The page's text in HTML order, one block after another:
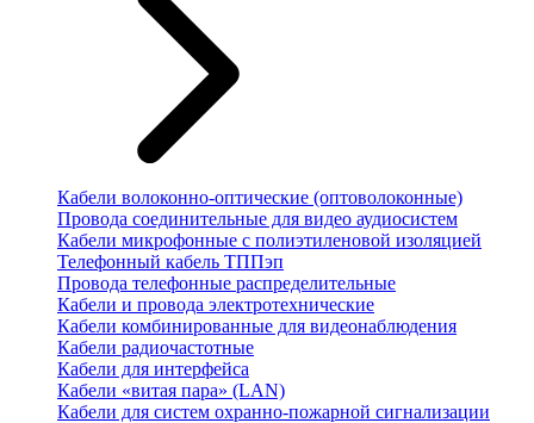
Кабели волоконно-оптические (оптоволоконные)
Провода соединительные для видео аудиосистем
Кабели микрофонные с полиэтиленовой изоляцией
Телефонный кабель ТППэп
Провода телефонные распределительные
Кабели и провода электротехнические
Кабели комбинированные для видеонаблюдения
Кабели радиочастотные
Кабели для интерфейса
Кабели «витая пара» (LAN)
Кабели для систем охранно-пожарной сигнализации